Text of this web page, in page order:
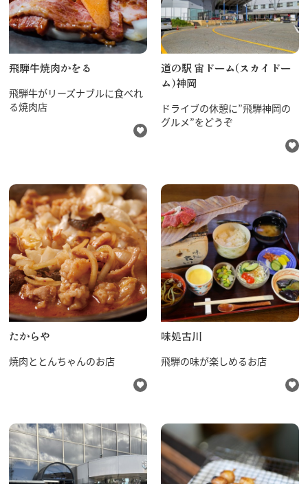
飛騨牛焼肉かをる
飛騨牛がリーズナブルに食べれ
る焼肉店
道の駅 宙ドーム(スカイドー
ム)神岡
ドライブの休憩に”飛騨神岡の
グルメ”をどうぞ
たからや
焼肉ととんちゃんのお店
味処古川
飛騨の味が楽しめるお店